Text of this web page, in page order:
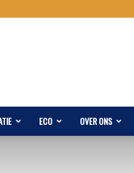
ECO OVER ONS